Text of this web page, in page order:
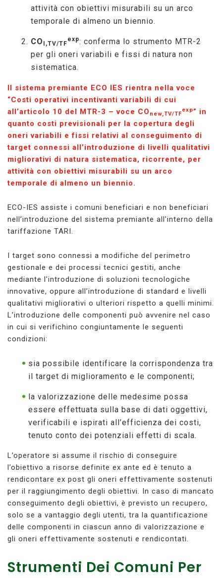
attività con obiettivi misurabili su un arco
temporale di almeno un biennio.
CO I,TV/TF
exp: conferma lo strumento MTR-2
per gli oneri variabili e fissi di natura non
sistematica.
Il sistema premiante ECO IES rientra nella voce
“Costi operativi incentivanti variabili di cui
all’articolo 10 del MTR-3 – voce CO new,TV/TF
exp” in
quanto costi previsionali per la copertura degli
oneri variabili e fissi relativi al conseguimento di
target connessi all’introduzione di livelli qualitativi
migliorativi di natura sistematica, ricorrente, per
attività con obiettivi misurabili su un arco
temporale di almeno un biennio.
ECO-IES assiste i comuni beneficiari e non beneficiari
nell’introduzione del sistema premiante all’interno della
tariffazione TARI.
I target sono connessi a modifiche del perimetro
gestionale e dei processi tecnici gestiti, anche
mediante l’introduzione di soluzioni tecnologiche
innovative, oppure all’introduzione di standard e livelli
qualitativi migliorativi o ulteriori rispetto a quelli minimi.
L’introduzione delle componenti può avvenire nel caso
in cui si verifichino congiuntamente le seguenti
condizioni:
sia possibile identificare la corrispondenza tra
il target di miglioramento e le componenti;
la valorizzazione delle medesime possa
essere effettuata sulla base di dati oggettivi,
verificabili e ispirati all’efficienza dei costi,
tenuto conto dei potenziali effetti di scala.
L’operatore si assume il rischio di conseguire
l’obiettivo a risorse definite ex ante ed è tenuto a
rendicontare ex post gli oneri effettivamente sostenuti
per il raggiungimento degli obiettivi. In caso di mancato
conseguimento degli obiettivi, è previsto un recupero,
solo se a vantaggio degli utenti, tra la quantificazione
delle componenti in ciascun anno di valorizzazione e
gli oneri effettivamente sostenuti e rendicontati.
Strumenti Dei Comuni Per